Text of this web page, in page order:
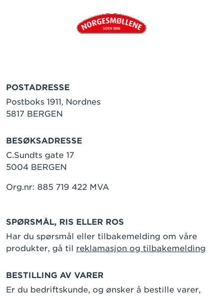
POSTADRESSE
Postboks 1911, Nordnes
5817 BERGEN
BESØKSADRESSE
C.Sundts gate 17
5004 BERGEN
Org.nr: 885 719 422 MVA
SPØRSMÅL, RIS ELLER ROS
Har du spørsmål eller tilbakemelding om våre
produkter, gå til reklamasjon og tilbakemelding
BESTILLING AV VARER
Er du bedriftskunde, og ønsker å bestille varer,